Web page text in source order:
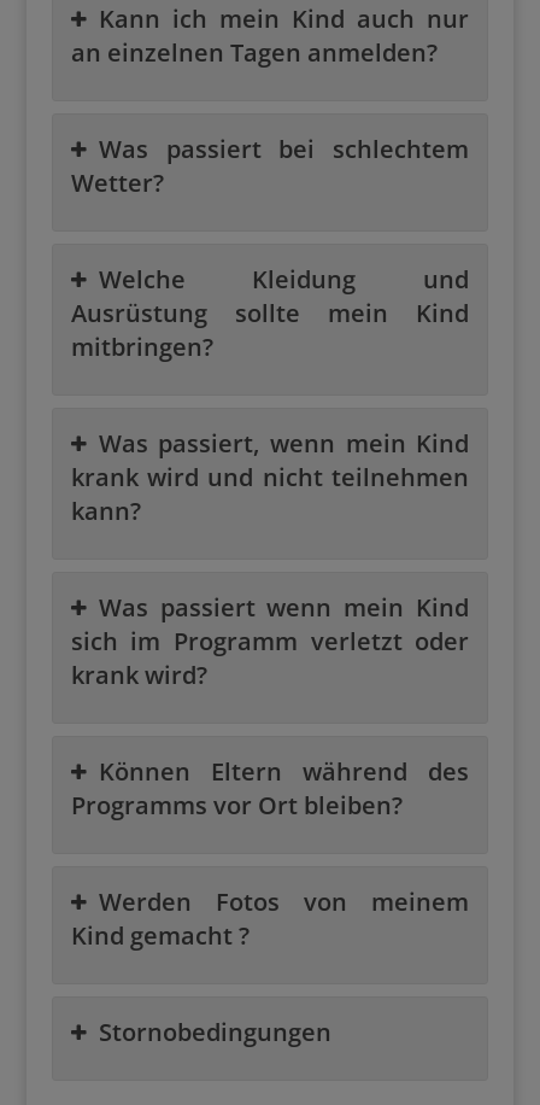
Kann ich mein Kind auch nur
an einzelnen Tagen anmelden?
Was passiert bei schlechtem
Wetter?
Welche Kleidung und
Ausrüstung sollte mein Kind
mitbringen?
Was passiert, wenn mein Kind
krank wird und nicht teilnehmen
kann?
Was passiert wenn mein Kind
sich im Programm verletzt oder
krank wird?
Können Eltern während des
Programms vor Ort bleiben?
Werden Fotos von meinem
Kind gemacht ?
Stornobedingungen